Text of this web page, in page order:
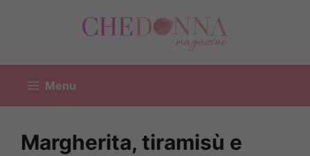
Menu
Margherita, tiramisù e